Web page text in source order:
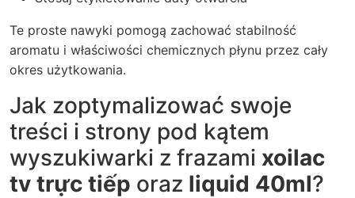
Te proste nawyki pomogą zachować stabilność
aromatu i właściwości chemicznych płynu przez cały
okres użytkowania.
Jak zoptymalizować swoje
treści i strony pod kątem
wyszukiwarki z frazami xoilac
tv trực tiếp oraz liquid 40ml?